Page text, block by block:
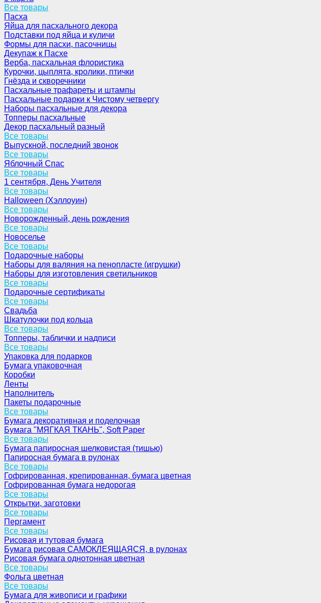
Все товары
Пасха
Яйца для пасхального декора
Подставки под яйца и куличи
Формы для пасхи, пасочницы
Декупаж к Пасхе
Верба, пасхальная флористика
Курочки, цыплята, кролики, птички
Гнёзда и скворечники
Пасхальные трафареты и штампы
Пасхальные подарки к Чистому четвергу
Наборы пасхальные для декора
Топперы пасхальные
Декор пасхальный разный
Все товары
Выпускной, последний звонок
Все товары
Яблочный Спас
Все товары
1 сентября, День Учителя
Все товары
Halloween (Хэллоуин)
Все товары
Новорожденный, день рождения
Все товары
Новоселье
Все товары
Подарочные наборы
Наборы для валяния на пенопласте (игрушки)
Наборы для изготовления светильников
Все товары
Подарочные сертификаты
Все товары
Свадьба
Шкатулочки под кольца
Все товары
Топперы, таблички и надписи
Все товары
Упаковка для подарков
Бумага упаковочная
Коробки
Ленты
Наполнитель
Пакеты подарочные
Все товары
Бумага декоративная и поделочная
Бумага "МЯГКАЯ ТКАНЬ", Soft Paper
Все товары
Бумага папиросная шелковистая (тишью)
Папиросная бумага в рулонах
Все товары
Гофрированная, крепированная, бумага цветная
Гофрированная бумага недорогая
Все товары
Открытки, заготовки
Все товары
Пергамент
Все товары
Рисовая и тутовая бумага
Бумага рисовая САМОКЛЕЯЩАЯСЯ, в рулонах
Рисовая бумага однотонная цветная
Все товары
Фольга цветная
Все товары
Бумага для живописи и графики